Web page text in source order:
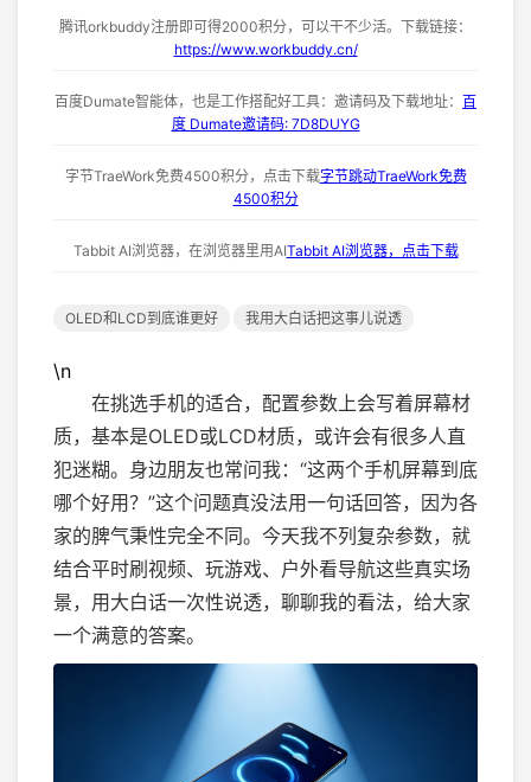
腾讯orkbuddy注册即可得2000积分，可以干不少活。下载链接：
https://www.workbuddy.cn/
百度Dumate智能体，也是工作搭配好工具：邀请码及下载地址： 百
度 Dumate邀请码: 7D8DUYG
字节TraeWork免费4500积分，点击下载字节跳动TraeWork免费
4500积分
Tabbit AI浏览器，在浏览器里用AITabbit AI浏览器，点击下载
OLED和LCD到底谁更好 我用大白话把这事儿说透
\n
在挑选手机的适合，配置参数上会写着屏幕材
质，基本是OLED或LCD材质，或许会有很多人直
犯迷糊。身边朋友也常问我：“这两个手机屏幕到底
哪个好用？”这个问题真没法用一句话回答，因为各
家的脾气秉性完全不同。今天我不列复杂参数，就
结合平时刷视频、玩游戏、户外看导航这些真实场
景，用大白话一次性说透，聊聊我的看法，给大家
一个满意的答案。